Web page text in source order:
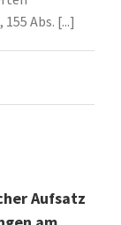
Abs. [...]
Aufsatz